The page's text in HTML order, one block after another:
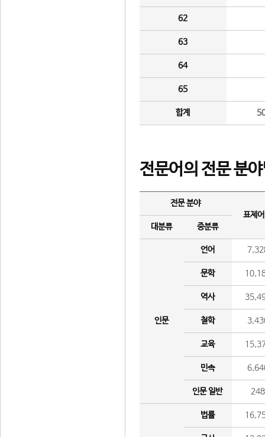
62
63
64
65
합계
전문어의 전문 분
전문 분야
표제
대분류
중분류
인문
언어
문학
역사
철학
교육
민속
인문 일반 248
법률